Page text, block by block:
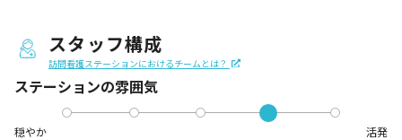
スタッフ構成
訪問看護ステーションにおけるチームとは？
ステーションの雰囲気
穏やか 活発